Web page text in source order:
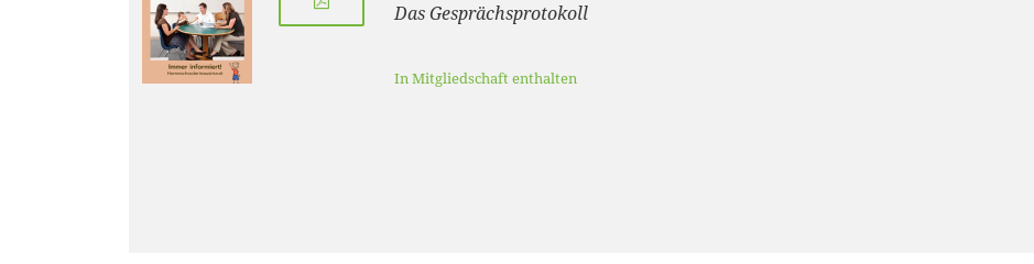
Das Gesprächsprotokoll
In Mitgliedschaft enthalten